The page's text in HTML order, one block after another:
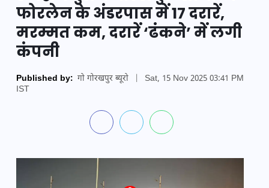
फोरलेन के अंडरपास में 17 दरारें,
मरम्मत कम, दरारें ‘ढंकने’ में लगी
कंपनी
Published by: गो गोरखपुर ब्यूरो
Sat, 15 Nov 2025 03:41 PM
IST